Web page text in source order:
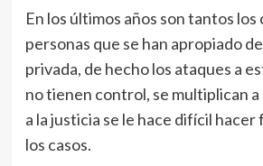
En los últimos años son tantos los
personas que se han apropiado
privada, de hecho los ataques a
no tienen control, se multiplican
a la justicia se le hace difícil
los casos.